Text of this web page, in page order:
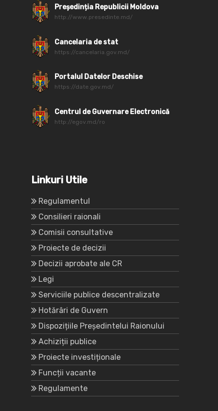
Președinția Republicii Moldova
http://www.presedinte.md/
Cancelaria de stat
https://cancelaria.gov.md/
Portalul Datelor Deschise
https://date.gov.md/
Centrul de Guvernare Electronică
http://egov.md/ro
Linkuri Utile
Regulamentul
Consilieri raionali
Comisii consultative
Proiecte de decizii
Decizii aprobate ale CR
Legi
Serviciile publice descentralizate
Hotărâri de Guvern
Dispozițiile Președintelui Raionului
Achiziții publice
Proiecte investiționale
Funcții vacante
Regulamente